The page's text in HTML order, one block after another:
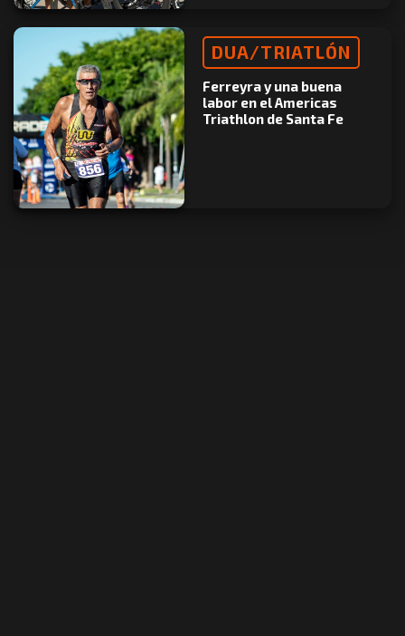
DUA/TRIATLÓN
Ferreyra y una buena
labor en el Americas
Triathlon de Santa Fe